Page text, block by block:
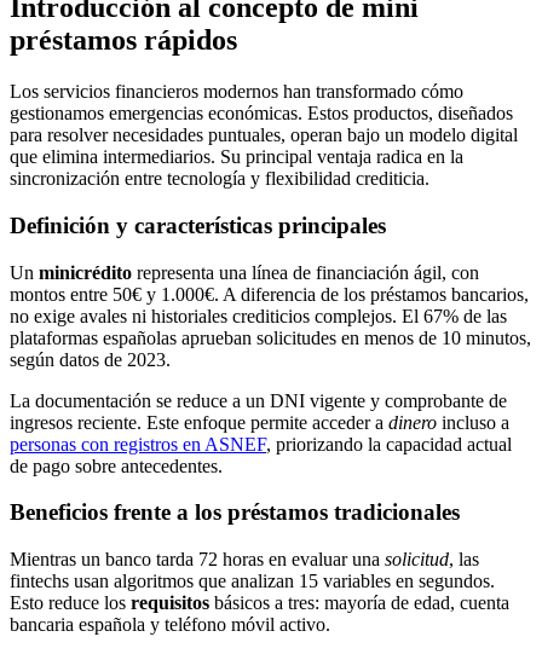
Introducción al concepto de mini
préstamos rápidos
Los servicios financieros modernos han transformado cómo
gestionamos emergencias económicas. Estos productos, diseñados
para resolver necesidades puntuales, operan bajo un modelo digital
que elimina intermediarios. Su principal ventaja radica en la
sincronización entre tecnología y flexibilidad crediticia.
Definición y características principales
Un minicrédito representa una línea de financiación ágil, con
montos entre 50€ y 1.000€. A diferencia de los préstamos bancarios,
no exige avales ni historiales crediticios complejos. El 67% de las
plataformas españolas aprueban solicitudes en menos de 10 minutos,
según datos de 2023.
La documentación se reduce a un DNI vigente y comprobante de
ingresos reciente. Este enfoque permite acceder a dinero incluso a
personas con registros en ASNEF, priorizando la capacidad actual
de pago sobre antecedentes.
Beneficios frente a los préstamos tradicionales
Mientras un banco tarda 72 horas en evaluar una solicitud, las
fintechs usan algoritmos que analizan 15 variables en segundos.
Esto reduce los requisitos básicos a tres: mayoría de edad, cuenta
bancaria española y teléfono móvil activo.